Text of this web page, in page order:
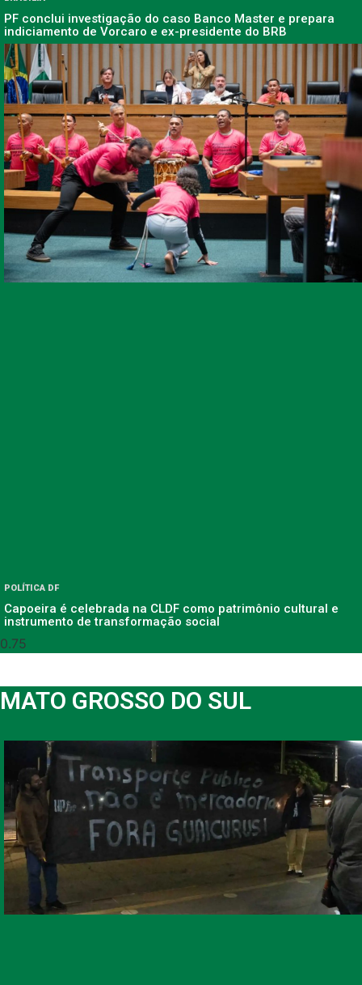
PF conclui investigação do caso Banco Master e prepara
indiciamento de Vorcaro e ex-presidente do BRB
POLÍTICA DF
Capoeira é celebrada na CLDF como patrimônio cultural e
instrumento de transformação social
MATO GROSSO DO SUL